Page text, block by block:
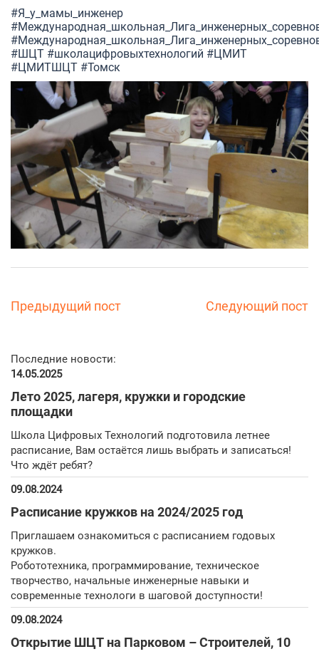
#Я_у_мамы_инженер
#ШЦТ #школацифровыхтехнологий #ЦМИТ
#ЦМИТШЦТ #Томск
Предыдущий пост Следующий пост
Последние новости:
14.05.2025
Лето 2025, лагеря, кружки и городские
площадки
Школа Цифровых Технологий подготовила летнее
расписание, Вам остаётся лишь выбрать и записаться!
Что ждёт ребят?
09.08.2024
Расписание кружков на 2024/2025 год
Приглашаем ознакомиться с расписанием годовых
кружков.
Робототехника, программирование, техническое
творчество, начальные инженерные навыки и
современные технологи в шаговой доступности!
09.08.2024
Открытие ШЦТ на Парковом – Строителей, 10